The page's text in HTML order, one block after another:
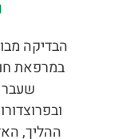
הבדיקה
במרפאת
שעבר
ההליך,